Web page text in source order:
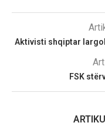
Aktivisti shqiptar
FSK